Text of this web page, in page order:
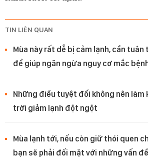
TIN LIÊN QUAN
Mùa này rất dễ bị cảm lạnh, cần
để giúp ngăn ngừa nguy cơ mắc
Những điều tuyệt đối không nên làm
trời giảm lạnh đột ngột
Mùa lạnh tới, nếu còn giữ thói quen
bạn sẽ phải đối mặt với những vấn